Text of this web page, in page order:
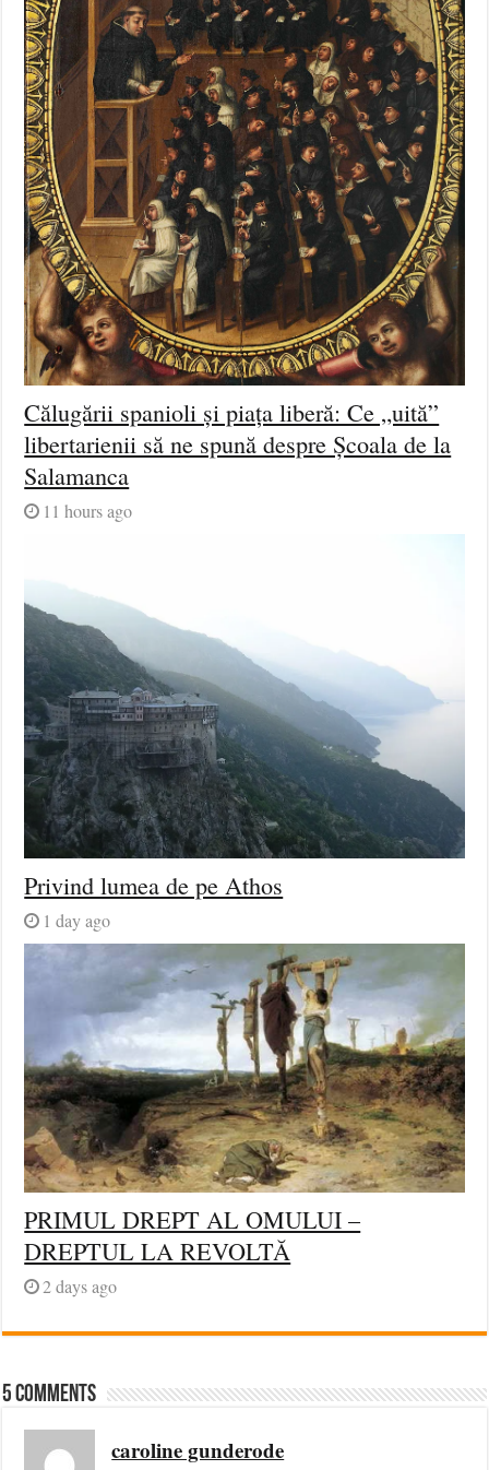
Călugării spanioli și piața liberă: Ce „uită”
libertarienii să ne spună despre Școala de la
Salamanca
11 hours ago
Privind lumea de pe Athos
1 day ago
PRIMUL DREPT AL OMULUI –
DREPTUL LA REVOLTĂ
2 days ago
5 comments
caroline gunderode